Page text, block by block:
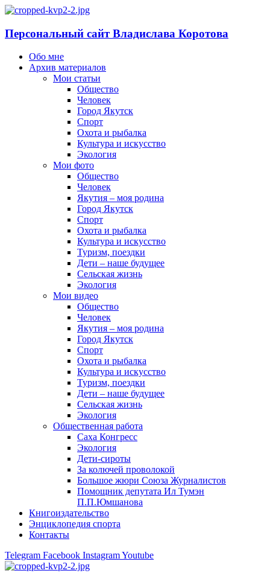
Персональный сайт Владислава Коротова
Обо мне
Архив материалов
Мои статьи
Общество
Человек
Город Якутск
Спорт
Охота и рыбалка
Культура и искусство
Экология
Мои фото
Общество
Человек
Якутия – моя родина
Город Якутск
Спорт
Охота и рыбалка
Культура и искусство
Туризм, поездки
Дети – наше будущее
Сельская жизнь
Экология
Мои видео
Общество
Человек
Якутия – моя родина
Город Якутск
Спорт
Охота и рыбалка
Культура и искусство
Туризм, поездки
Дети – наше будущее
Сельская жизнь
Экология
Общественная работа
Саха Конгресс
Экология
Дети-сироты
За колючей проволокой
Большое жюри Союза Журналистов
Помощник депутата Ил Тумэн
П.П.Юмшанова
Книгоиздательство
Энциклопедия спорта
Контакты
Telegram Facebook InstagramYoutube